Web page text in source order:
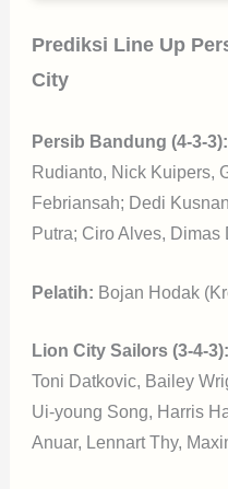
Prediksi Line Up
City
Persib Bandung (4-3-3):
Rudianto, Nick Kuipers,
Febriansah; Dedi
Putra; Ciro Alves,
Pelatih: Bojan Hodak
Lion City Sailors (3-4-3):
Toni Datkovic, Bailey
Ui-young Song, Harris
Anuar, Lennart Thy,